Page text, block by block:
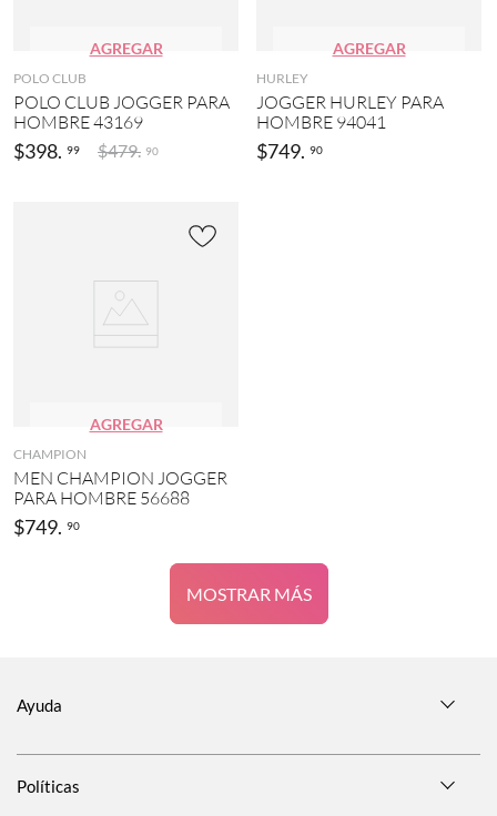
AGREGAR
POLO CLUB
POLO CLUB JOGGER PARA
HOMBRE 43169
$398. 99 $479. 90
AGREGAR
HURLEY
JOGGER HURLEY PARA
HOMBRE 94041
$749. 90
AGREGAR
CHAMPION
MEN CHAMPION JOGGER
PARA HOMBRE 56688
$749. 90
MOSTRAR MÁS
Ayuda
Políticas